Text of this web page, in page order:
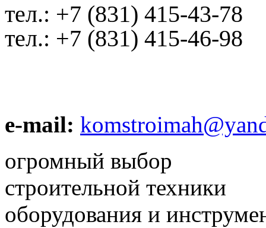
тел.: +7 (831) 415-43-78
тел.: +7 (831) 415-46-98
e-mail:
огромный выбор
строительной техники
оборудования и